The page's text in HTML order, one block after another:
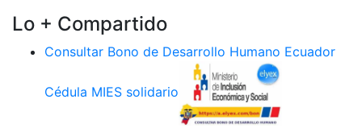
Lo + Compartido
Consultar Bono de Desarrollo Humano Ecuador
Cédula MIES solidario